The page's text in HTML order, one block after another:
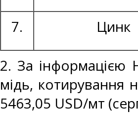
7. Цинк
2. За інформацією
мідь, котирування
5463,05 USD/мт